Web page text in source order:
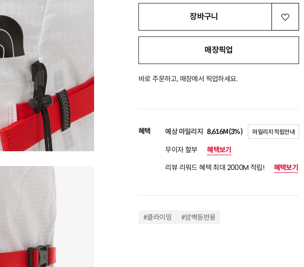
장바구니
매장픽업
바로 주문하고, 매장에서 픽업하세요.
혜택 예상 마일리지 8,616M(3%) 마일리지 적립안내
무이자 할부
혜택보기
리뷰 리워드 혜택 최대 2000M 적립!
혜택보기
#클라이밍 #암벽등반용